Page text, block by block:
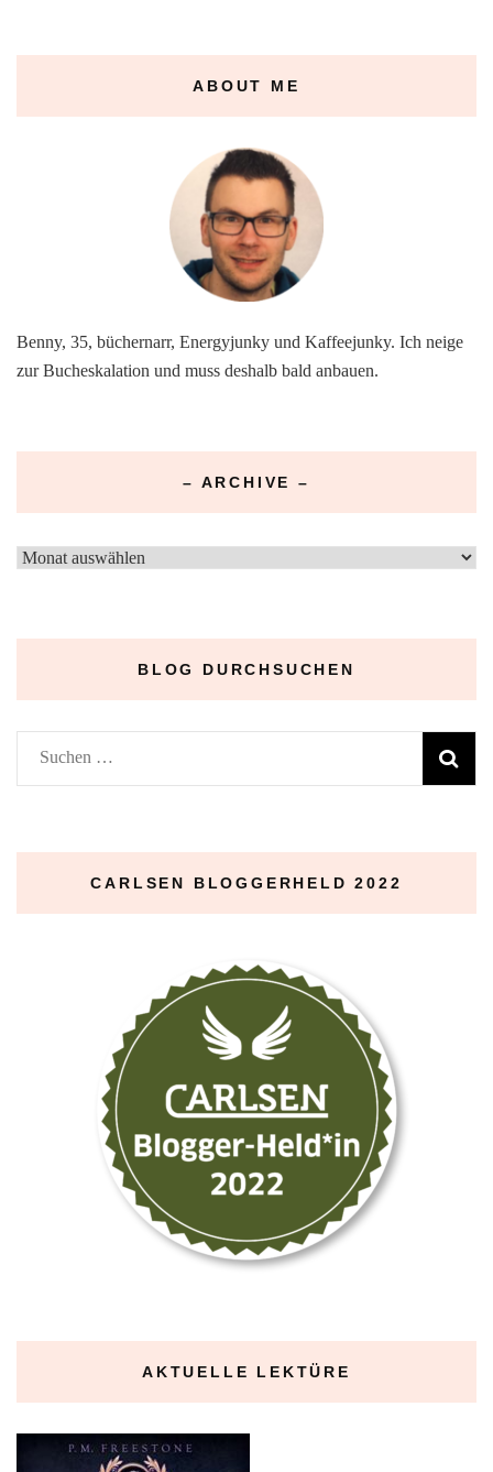
ABOUT ME
Benny, 35, büchernarr, Energyjunky und Kaffeejunky. Ich neige
zur Bucheskalation und muss deshalb bald anbauen.
– ARCHIVE –
–
BLOG DURCHSUCHEN
Suchen
nach:
CARLSEN BLOGGERHELD 2022
AKTUELLE LEKTÜRE